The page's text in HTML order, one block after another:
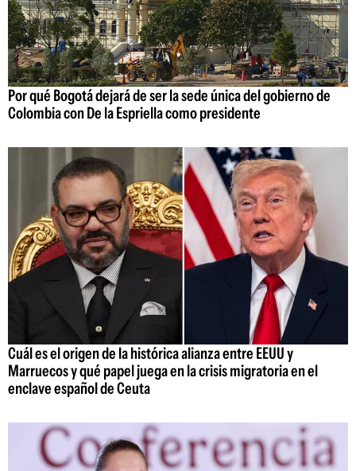
Por qué Bogotá dejará de ser la sede única del gobierno de
Colombia con De la Espriella como presidente
Cuál es el origen de la histórica alianza entre EEUU y
Marruecos y qué papel juega en la crisis migratoria en el
enclave español de Ceuta